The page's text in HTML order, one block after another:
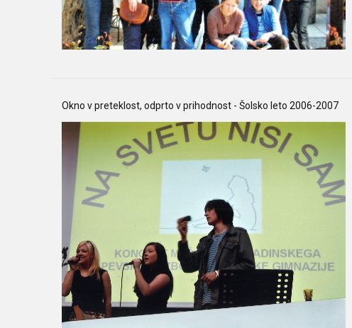
Okno v preteklost, odprto v prihodnost - Šolsko leto 2006-2007